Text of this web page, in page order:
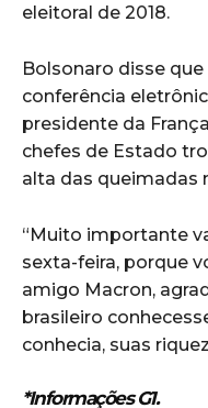
eleitoral de 2018.
Bolsonaro disse
conferência
presidente da
chefes de Estado
alta das queimadas
“Muito importante
sexta-feira, porque
amigo Macron,
brasileiro
conhecia, suas
*Informações G1.